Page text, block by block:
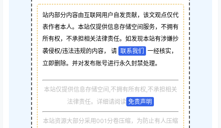
站内部分内容由互联网用户自发贡献，该文观点仅代
表作者本人。本站仅提供信息存储空间服务，不拥有
所有权，不承担相关法律责任。如发现本站有涉嫌抄
袭侵权/违法违规的内容， 请 联系我们
一经核实，
立即删除。并对发布账号进行永久封禁处理。
本站仅提供信息存储空间,不拥有所有权,不承担相关
法律责任。详细请阅读 免责声明
本站资源大部分采用001分卷压缩，为防止有人压缩